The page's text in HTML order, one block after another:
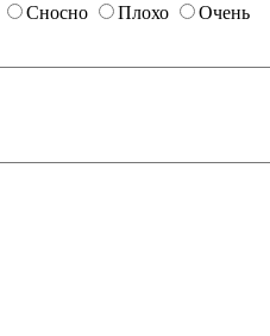
Сносно Плохо
Очень